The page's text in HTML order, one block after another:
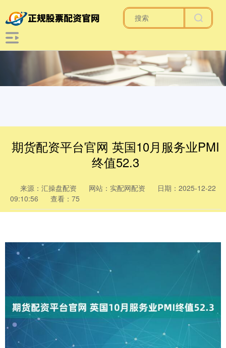
期货配资平台官网 英国10月服务业PMI
终值52.3
来源：汇操盘配资 网站：实配网配资
日期：2025-12-22
09:10:56
查看：75